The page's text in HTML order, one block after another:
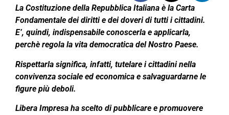
La Costituzione della Repubblica Italiana è la Carta
Fondamentale dei diritti e dei doveri di tutti i cittadini.
E’, quindi, indispensabile conoscerla e applicarla,
perchè regola la vita democratica del Nostro Paese.
Rispettarla significa, infatti, tutelare i cittadini nella
convivenza sociale ed economica e salvaguardarne le
figure più deboli.
Libera Impresa ha scelto di pubblicare e promuovere